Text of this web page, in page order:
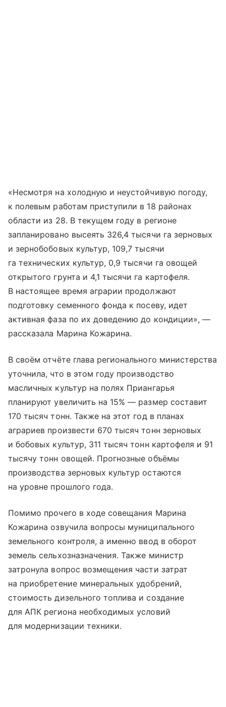
«Несмотря на холодную и неустойчивую погоду,
к полевым работам приступили в 18 районах
области из 28. В текущем году в регионе
запланировано высеять 326,4 тысячи га зерновых
и зернобобовых культур, 109,7 тысячи
га технических культур, 0,9 тысячи га овощей
открытого грунта и 4,1 тысячи га картофеля.
В настоящее время аграрии продолжают
подготовку семенного фонда к посеву, идет
активная фаза по их доведению до кондиции», —
рассказала Марина Кожарина.
В своём отчёте глава регионального министерства
уточнила, что в этом году производство
масличных культур на полях Приангарья
планируют увеличить на 15% — размер составит
170 тысяч тонн. Также на этот год в планах
аграриев произвести 670 тысяч тонн зерновых
и бобовых культур, 311 тысяч тонн картофеля и 91
тысячу тонн овощей. Прогнозные объёмы
производства зерновых культур остаются
на уровне прошлого года.
Помимо прочего в ходе совещания Марина
Кожарина озвучила вопросы муниципального
земельного контроля, а именно ввод в оборот
земель сельхозназначения. Также министр
затронула вопрос возмещения части затрат
на приобретение минеральных удобрений,
стоимость дизельного топлива и создание
для АПК региона необходимых условий
для модернизации техники.